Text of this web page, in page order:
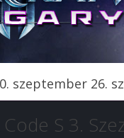
szeptember 26.
Code S 3.